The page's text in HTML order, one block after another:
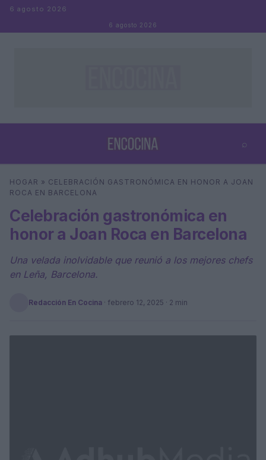
Saltar al contenido
6 agosto 2026
6 agosto 2026
⌕
Buscar ⌕ ×
HOGAR » CELEBRACIÓN GASTRONÓMICA EN HONOR A JOAN
ROCA EN BARCELONA
Celebración gastronómica en
honor a Joan Roca en Barcelona
Una velada inolvidable que reunió a los mejores chefs
en Leña, Barcelona.
Redacción En Cocina · febrero 12, 2025 · 2 min